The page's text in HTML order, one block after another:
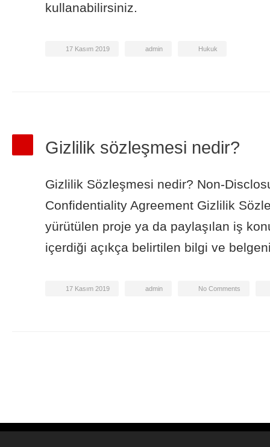
kullanabilirsiniz.
17 Kasım 2019 admin Hukuk
Gizlilik sözleşmesi nedir?
Gizlilik Sözleşmesi nedir? Non-
Confidentiality Agreement Gizlilik
yürütülen proje ya da paylaşılan iş
içerdiği açıkça belirtilen bilgi ve
17 Kasım 2019 admin No Comments